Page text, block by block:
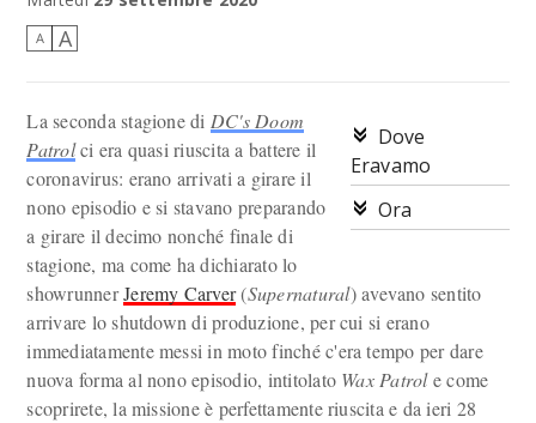
A A
Dove
Eravamo
Ora
La seconda stagione di DC's Doom
Patrolci era quasi riuscita a battere il
coronavirus: erano arrivati a girare il
nono episodio e si stavano preparando
a girare il decimo nonché finale di
stagione, ma come ha dichiarato lo
showrunnerJeremy Carver(Supernatural) avevano sentito
arrivare lo shutdown di produzione, per cui si erano
immediatamente messi in moto finché c'era tempo per dare
nuova forma al nono episodio, intitolato Wax Patrole come
scoprirete, la missione è perfettamente riuscita e da ieri 28